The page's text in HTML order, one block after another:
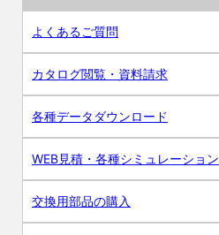
よくあるご質問
カタログ閲覧・資料請求
各種データダウンロード
WEB見積・各種シミュレーション
交換用部品の購入